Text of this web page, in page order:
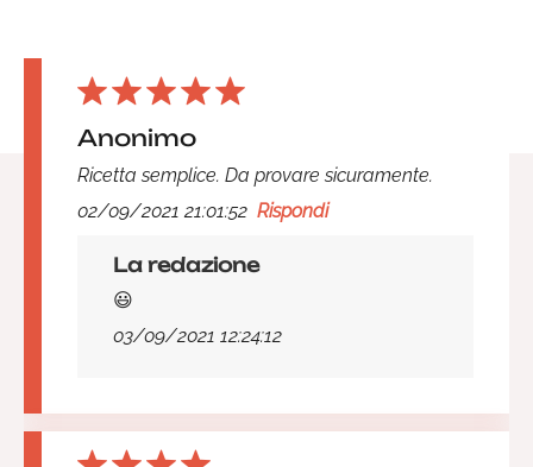
Anonimo
Ricetta semplice. Da provare sicuramente.
02/09/2021 21:01:52 Rispondi
La redazione
😃
03/09/2021 12:24:12